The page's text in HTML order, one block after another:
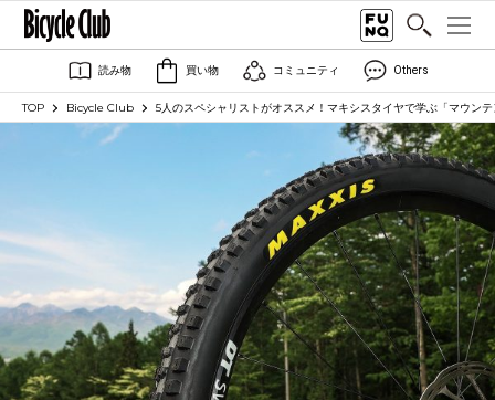
読み物 買い物 コミュニティ Others
TOP Bicycle Club 5人のスペシャリストがオススメ！マキシスタイヤで学ぶ「マウン